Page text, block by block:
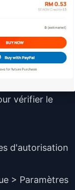
vérifier le
d'autorisation
> Paramètres